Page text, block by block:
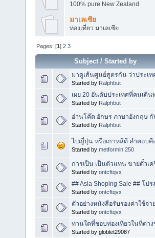
100% pure New Zealand
มาเลเซีย
ท่องเที่ยว มาเลเซีย
Pages: [1]2 3
Subject/Started by
มาดูเส้นศูนย์สูตรกัน ว่าประเท
Started by Ralphbut
เผย 20 อันดับประเทศที่คนเดิ
Started by Ralphbut
อ่านโค๊ด อักษร ภาษาอังกฤษ
Started by Ralphbut
ไปญี่ปุ่น หรือเกาหลีดี คำตอบคื
Started by metformin 250
การเป็น เป็นตัวแทน ขายตั๋วเ
Started by ontcftqvx
## Asia Shoping Sale ## โป
Started by ontcftqvx
ตัวอย่างหนังสือรับรองค่าใช้จ่า
Started by ontcftqvx
ท่านใดที่ชอบท่องเที่ยวในที่ต่า
Started by globlet29087